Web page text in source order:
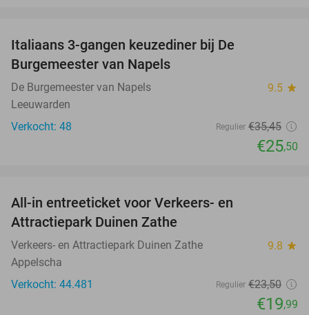
Italiaans 3-gangen keuzediner bij De
Burgemeester van Napels
De Burgemeester van Napels 9.5 star
Leeuwarden
Verkocht: 48
Regulier €35,45
€25,50
All-in entreeticket voor Verkeers- en
Attractiepark Duinen Zathe
Verkeers- en Attractiepark Duinen Zathe 9.8 star
Appelscha
Verkocht: 44.481
Regulier €23,50
€19,99